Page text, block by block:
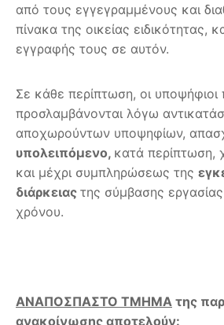
από τους εγγεγραμμένους και
πίνακα της οικείας ειδικότητας,
εγγραφής τους σε αυτόν.
Σε κάθε περίπτωση, οι υποψήφιοι
προσλαμβάνονται λόγω
αποχωρούντων υποψηφίων,
υπολειπόμενο, κατά περίπτωση,
και μέχρι συμπληρώσεως της
διάρκειας της σύμβασης
χρόνου.
ΑΝΑΠΟΣΠΑΣΤΟ ΤΜΗΜΑ της
ανακοίνωσης αποτελούν: